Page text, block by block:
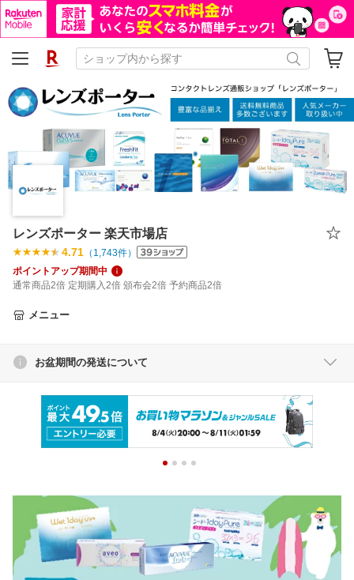
レンズポーター 楽天市場店
4.71 （ 1,743件）
ポイントアップ期間中
通常商品2倍 定期購入2倍 頒布会2倍 予約商品2倍
メニュー
お盆期間の発送について